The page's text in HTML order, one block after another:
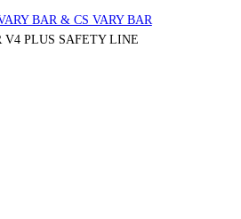
BAR & CS VARY BAR
V4 PLUS SAFETY LINE